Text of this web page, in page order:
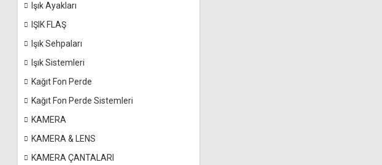
Işık Ayakları
IŞIK FLAŞ
Işık Sehpaları
Işık Sistemleri
Kağıt Fon Perde
Kağıt Fon Perde Sistemleri
KAMERA
KAMERA & LENS
KAMERA ÇANTALARI